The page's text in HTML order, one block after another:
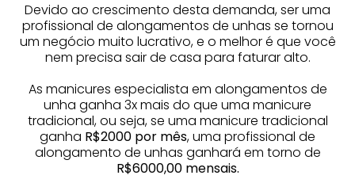
Devido ao crescimento desta demanda, ser uma
profissional de alongamentos de unhas se tornou
um negócio muito lucrativo, e o melhor é que você
nem precisa sair de casa para faturar alto.
As manicures especialista em alongamentos de
unha ganha 3x mais do que uma manicure
tradicional, ou seja, se uma manicure tradicional
ganha R$2000 por mês, uma profissional de
alongamento de unhas ganhará em torno de
R$6000,00 mensais.